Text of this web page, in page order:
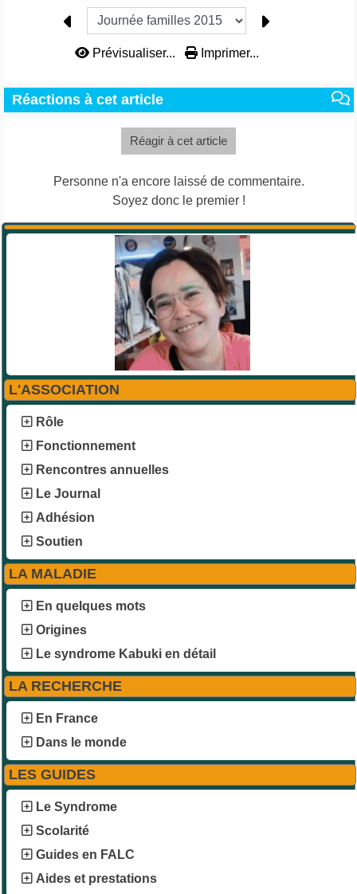
L'ASSOCIATION
Rôle
Fonctionnement
Rencontres annuelles
Le Journal
Adhésion
Soutien
LA MALADIE
En quelques mots
Origines
Le syndrome Kabuki en détail
LA RECHERCHE
En France
Dans le monde
LES GUIDES
Le Syndrome
Scolarité
Guides en FALC
Aides et prestations
Prévisualiser... Imprimer...
Réactions à cet article
Réagir à cet article
Personne n'a encore laissé de commentaire.
Soyez donc le premier !